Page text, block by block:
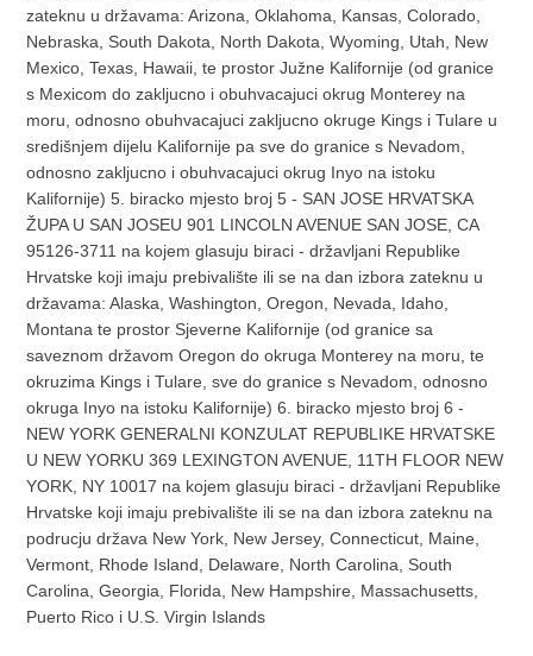
zateknu u državama: Arizona, Oklahoma, Kansas, Colorado,
Nebraska, South Dakota, North Dakota, Wyoming, Utah, New
Mexico, Texas, Hawaii, te prostor Južne Kalifornije (od granice
s Mexicom do zakljucno i obuhvacajuci okrug Monterey na
moru, odnosno obuhvacajuci zakljucno okruge Kings i Tulare u
središnjem dijelu Kalifornije pa sve do granice s Nevadom,
odnosno zakljucno i obuhvacajuci okrug Inyo na istoku
Kalifornije) 5. biracko mjesto broj 5 - SAN JOSE HRVATSKA
ŽUPA U SAN JOSEU 901 LINCOLN AVENUE SAN JOSE, CA
95126-3711 na kojem glasuju biraci - državljani Republike
Hrvatske koji imaju prebivalište ili se na dan izbora zateknu u
državama: Alaska, Washington, Oregon, Nevada, Idaho,
Montana te prostor Sjeverne Kalifornije (od granice sa
saveznom državom Oregon do okruga Monterey na moru, te
okruzima Kings i Tulare, sve do granice s Nevadom, odnosno
okruga Inyo na istoku Kalifornije) 6. biracko mjesto broj 6 -
NEW YORK GENERALNI KONZULAT REPUBLIKE HRVATSKE
U NEW YORKU 369 LEXINGTON AVENUE, 11TH FLOOR NEW
YORK, NY 10017 na kojem glasuju biraci - državljani Republike
Hrvatske koji imaju prebivalište ili se na dan izbora zateknu na
podrucju država New York, New Jersey, Connecticut, Maine,
Vermont, Rhode Island, Delaware, North Carolina, South
Carolina, Georgia, Florida, New Hampshire, Massachusetts,
Puerto Rico i U.S. Virgin Islands